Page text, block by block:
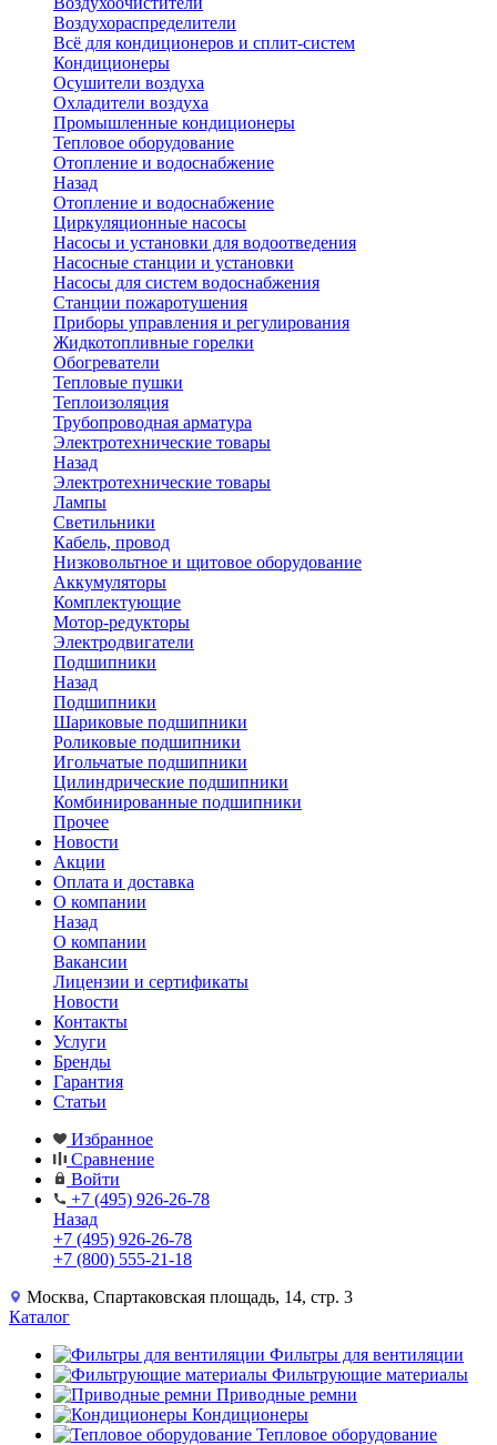
Воздухораспределители
Всё для кондиционеров и сплит-систем
Кондиционеры
Осушители воздуха
Охладители воздуха
Промышленные кондиционеры
Тепловое оборудование
Отопление и водоснабжение
Назад
Отопление и водоснабжение
Циркуляционные насосы
Насосы и установки для водоотведения
Насосные станции и установки
Насосы для систем водоснабжения
Станции пожаротушения
Приборы управления и регулирования
Жидкотопливные горелки
Обогреватели
Тепловые пушки
Теплоизоляция
Трубопроводная арматура
Электротехнические товары
Назад
Электротехнические товары
Лампы
Светильники
Кабель, провод
Низковольтное и щитовое оборудование
Аккумуляторы
Комплектующие
Мотор-редукторы
Электродвигатели
Подшипники
Назад
Подшипники
Шариковые подшипники
Роликовые подшипники
Игольчатые подшипники
Цилиндрические подшипники
Комбинированные подшипники
Прочее
Новости
Акции
Оплата и доставка
О компании
Назад
О компании
Вакансии
Лицензии и сертификаты
Новости
Контакты
Услуги
Бренды
Гарантия
Статьи
Избранное
Сравнение
Войти
+7 (495) 926-26-78
Назад
+7 (495) 926-26-78
+7 (800) 555-21-18
Москва, Спартаковская площадь, 14, стр. 3
Каталог
Фильтры для вентиляции
Фильтрующие материалы
Приводные ремни
Кондиционеры
Тепловое оборудование